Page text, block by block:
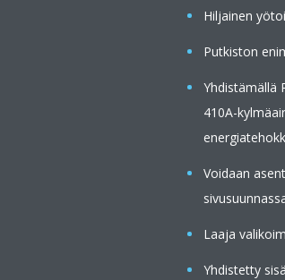
Hiljainen
Putkiston
Yhdistämällä
410A-
Voidaan
Laaja
Yhdistetty